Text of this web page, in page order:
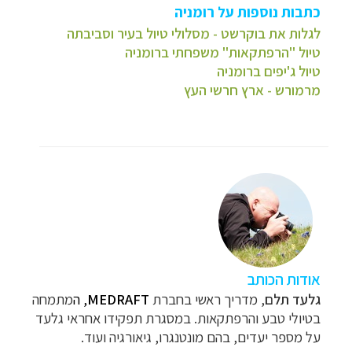
כתבות נוספות על רומניה
לגלות את בוקרשט - מסלולי טיול בעיר וסביבתה
טיול "הרפתקאות" משפחתי ברומניה
טיול ג'יפים ברומניה
מרמורש - ארץ חרשי העץ
אודות הכותב
גלעד תלם, מדריך ראשי בחברת MEDRAFT, המתמחה
בטיולי טבע והרפתקאות. במסגרת תפקידו אחראי גלעד
על מספר יעדים, בהם מונטנגרו, גיאורגיה ועוד.